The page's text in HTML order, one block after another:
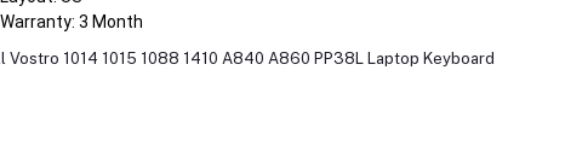
Warranty: 3 Month
Vostro 1014 1015 1088 1410 A840 A860 PP38L Laptop Keyboard